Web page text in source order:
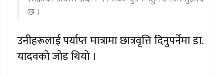
छ ।
उनीहरूलाई पर्याप्त मात्रामा छात्रवृत्ति दिनुपर्नेमा डा.
यादवको जोड थियो ।